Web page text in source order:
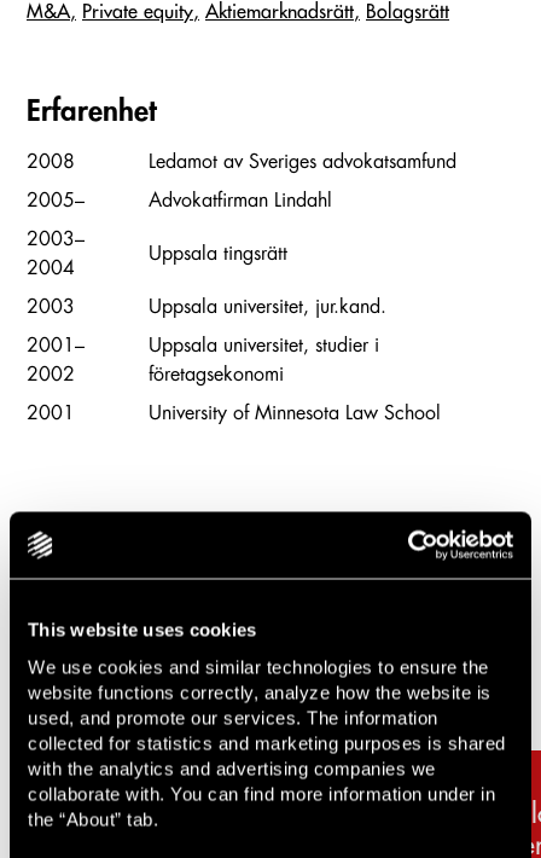
This website uses cookies
We use cookies and similar technologies to ensure the
website functions correctly, analyze how the website is
used, and promote our services. The information
collected for statistics and marketing purposes is shared
with the analytics and advertising companies we
collaborate with. You can find more information under in
the “About” tab.
M&A
Private equity Aktiemarknadsrätt Bolagsrätt
Erfarenhet
2008
Ledamot av Sveriges advokatsamfund
2005–
Advokatfirman Lindahl
2003–
2004
Uppsala tingsrätt
2003
Uppsala universitet, jur.kand.
2001–
2002
Uppsala universitet, studier i
företagsekonomi
2001
University of Minnesota Law School
Carousel items
Relaterade uppdrag & artiklar
Lindahl stärker den